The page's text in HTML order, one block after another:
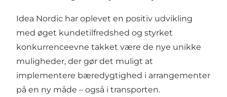
Idea Nordic har oplevet en positiv udvikling
med øget kundetilfredshed og styrket
konkurrenceevne takket være de nye unikke
muligheder, der gør det muligt at
implementere bæredygtighed i arrangementer
på en ny måde – også i transporten.